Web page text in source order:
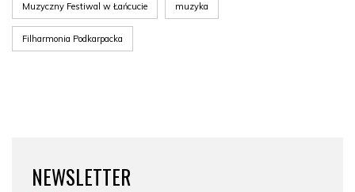
Muzyczny Festiwal w Łańcucie muzyka
Filharmonia Podkarpacka
NEWSLETTER